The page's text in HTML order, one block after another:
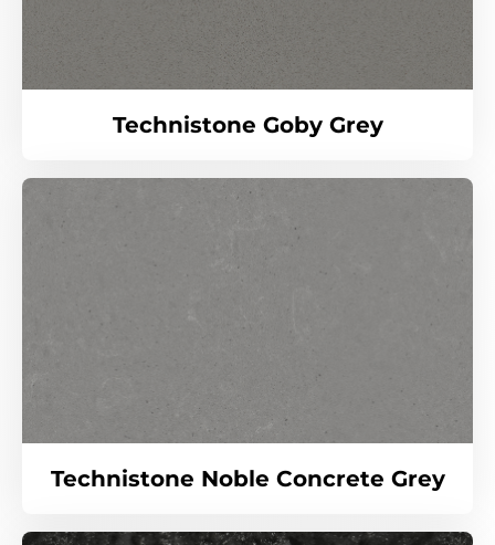
Technistone Goby Grey
Technistone Noble Concrete Grey